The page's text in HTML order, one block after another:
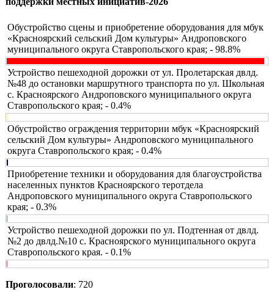
Обустройство сцены и приобретение оборудования для мбук
«Красноярский сельский Дом культуры» Андроповского
муниципального округа Ставропольского края; - 98.8%
Устройство пешеходной дорожки от ул. Пролетарская двлд.
№48 до остановки маршрутного транспорта по ул. Школьная
с. Красноярского Андроповского муниципального округа
Ставропольского края; - 0.4%
Обустройство ограждения территории мбук «Красноярский
сельский Дом культуры» Андроповского муниципального
округа Ставропольского края; - 0.4%
Приобретение техники и оборудования для благоустройства
населенных пунктов Красноярского теротдела
Андроповского муниципального округа Ставропольского
края; - 0.3%
Устройство пешеходной дорожки по ул. Подтенная от двлд.
№2 до двлд.№10 с. Красноярского муниципального округа
Ставропольского края. - 0.1%
Проголосовали: 720